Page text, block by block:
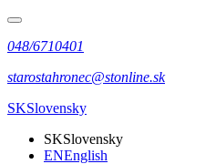
048/6710401
starostahronec@stonline.sk
SKSlovensky
SKSlovensky
ENEnglish